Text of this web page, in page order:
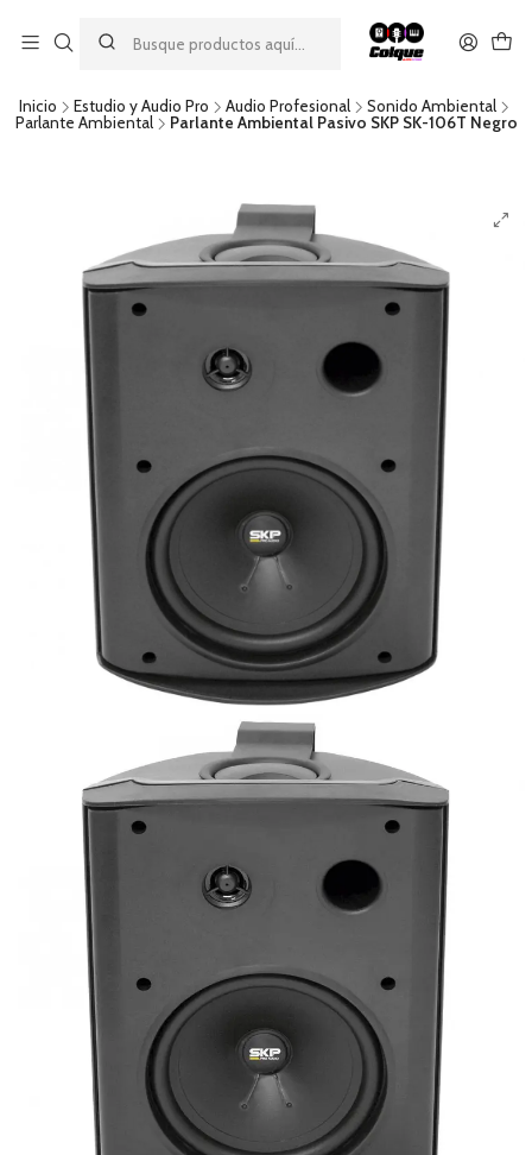
descuento por pago con transferencia bancaria
por una compra mínima de $49.990. Este descuento no es
acumulable a otras promociones ni aplicable a gastos de envío.
Inicio Estudio y Audio Pro Audio Profesional
Sonido Ambiental
Parlante Ambiental
Parlante Ambiental Pasivo SKP SK-106T Negro